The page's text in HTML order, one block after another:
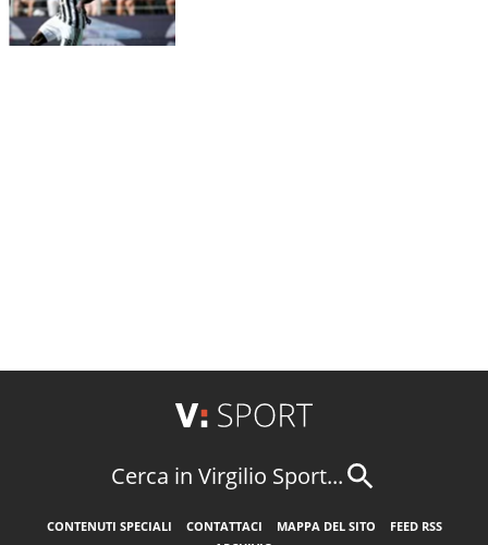
Cerca in Virgilio Sport...
CONTENUTI SPECIALI CONTATTACI MAPPA DEL SITO
FEED RSS